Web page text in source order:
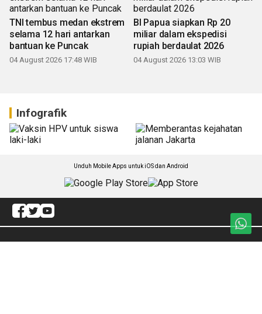
TNI tembus medan ekstrem
selama 12 hari antarkan
bantuan ke Puncak
04 August 2026 17:48 WIB
BI Papua siapkan Rp 20
miliar dalam ekspedisi
rupiah berdaulat 2026
04 August 2026 13:03 WIB
Infografik
Unduh Mobile Apps untuk iOS dan Android